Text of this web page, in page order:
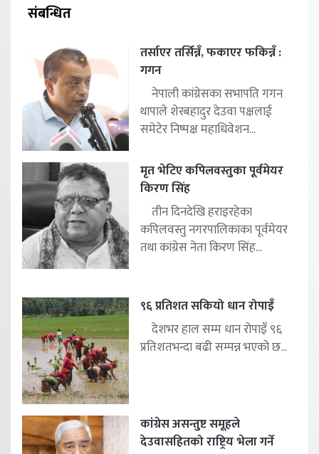
संबन्धित
तर्साएर तर्सिन्नँ, फकाएर फकिन्नँ :
गगन
नेपाली कांग्रेसका सभापति गगन
थापाले शेरबहादुर देउवा पक्षलाई
समेटेर निष्पक्ष महाधिवेशन...
मृत भेटिए कपिलवस्तुका पूर्वमेयर
किरण सिंह
तीन दिनदेखि हराइरहेका
कपिलवस्तु नगरपालिकाका पूर्वमेयर
तथा कांग्रेस नेता किरण सिंह...
९६ प्रतिशत सकियो धान रोपाइँ
देशभर हाल सम्म धान रोपाइँ ९६
प्रतिशतभन्दा बढी सम्पन्न भएको छ...
कांग्रेस असन्तुष्ट समूहले
देउवासहितको राष्ट्रिय भेला गर्ने